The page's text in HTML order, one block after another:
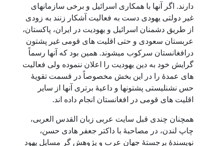
دارند. اگر آنها با همکاری اسرائیل و برخی سازمانهای
غیر دولتی یهودی دست به فعالیت آشکار زنند به زودی
از طریق دشمنان اسرائیل و یهودیت در ایران، پاکستان،
عربستان سعودی و حتی اقلیت های قومی غیر پشتون
درافغانستان سرکوب میشوند. همین بود که آنها رسماً
گرایش خود به دین یهودیت را اعلان ننموده ولی فعالیت
های عمدۀ را در این بخش مخصوصاً در قسمت تقویۀ
حس نشنلیستی پشتونها و داعیۀ برتری آنها از سایر
اقلیت های قومی در افغانستان انجام داده اند.
همچنان چندی قبل سایت عربی زبان القدس العربی،
چاپ لندن، در مصاحبۀ با داکتر جعفر هادی حسن،
نویسندۀ برجستۀ جهان عرب و پژوهش گر مسایل یهود